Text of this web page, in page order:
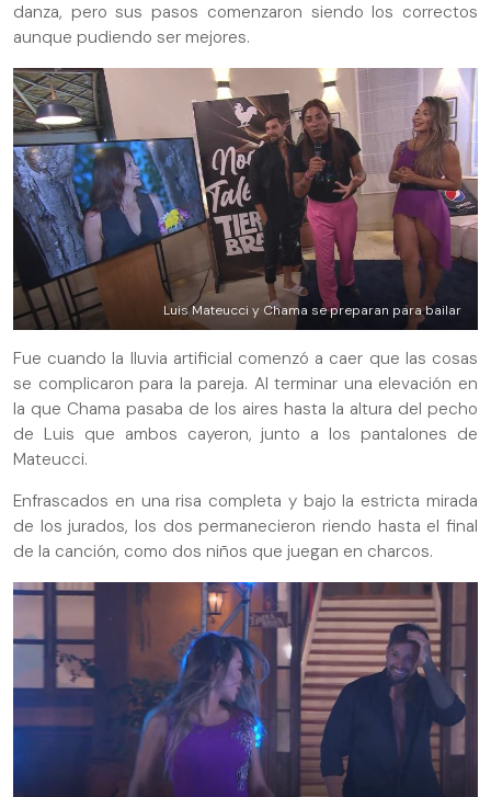
danza, pero sus pasos comenzaron siendo los correctos
aunque pudiendo ser mejores.
Luis Mateucci y Chama se preparan para bailar
Fue cuando la lluvia artificial comenzó a caer que las cosas
se complicaron para la pareja. Al terminar una elevación en
la que Chama pasaba de los aires hasta la altura del pecho
de Luis que ambos cayeron, junto a los pantalones de
Mateucci.
Enfrascados en una risa completa y bajo la estricta mirada
de los jurados, los dos permanecieron riendo hasta el final
de la canción, como dos niños que juegan en charcos.